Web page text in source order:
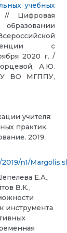
учебных
// Цифровая
с
2020 г. /
А.Ю.
ВО МГППУ,
учителя:
практик.
2019,
n1/
Е.А.,
В.К.,
инструмента